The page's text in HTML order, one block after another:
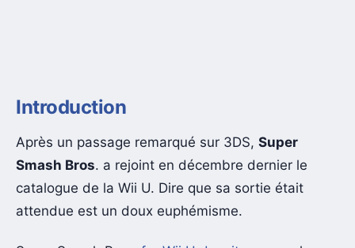
Introduction
Après un passage remarqué sur 3DS, Super
Smash Bros. a rejoint en décembre dernier le
catalogue de la Wii U. Dire que sa sortie était
attendue est un doux euphémisme.